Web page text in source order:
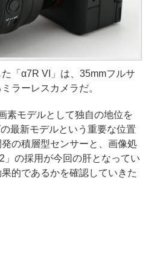
「α7R VI」は、35mmフルサ
ラーレスカメラだ。
素モデルとして独自の地位を
最新モデルという重要な位置
の積層型センサーと、画像処
」の採用が今回の肝となってい
的であるかを確認していきた